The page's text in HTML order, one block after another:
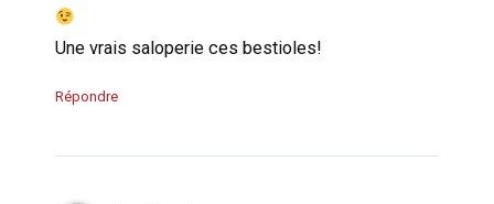
Une vrais saloperie ces bestioles!
Répondre